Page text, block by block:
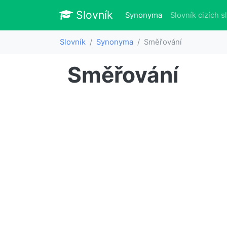
Slovník Slovník
Synonyma(aktuálně)
Slovník cizích
Slovník Synonyma Směřování
Směřování